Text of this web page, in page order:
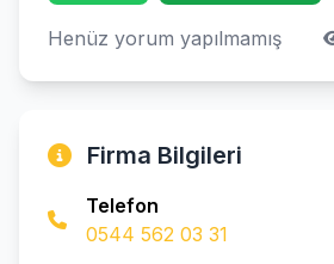
Henüz yorum yapılmamış
Firma Bilgileri
Telefon
0544 562 03 31